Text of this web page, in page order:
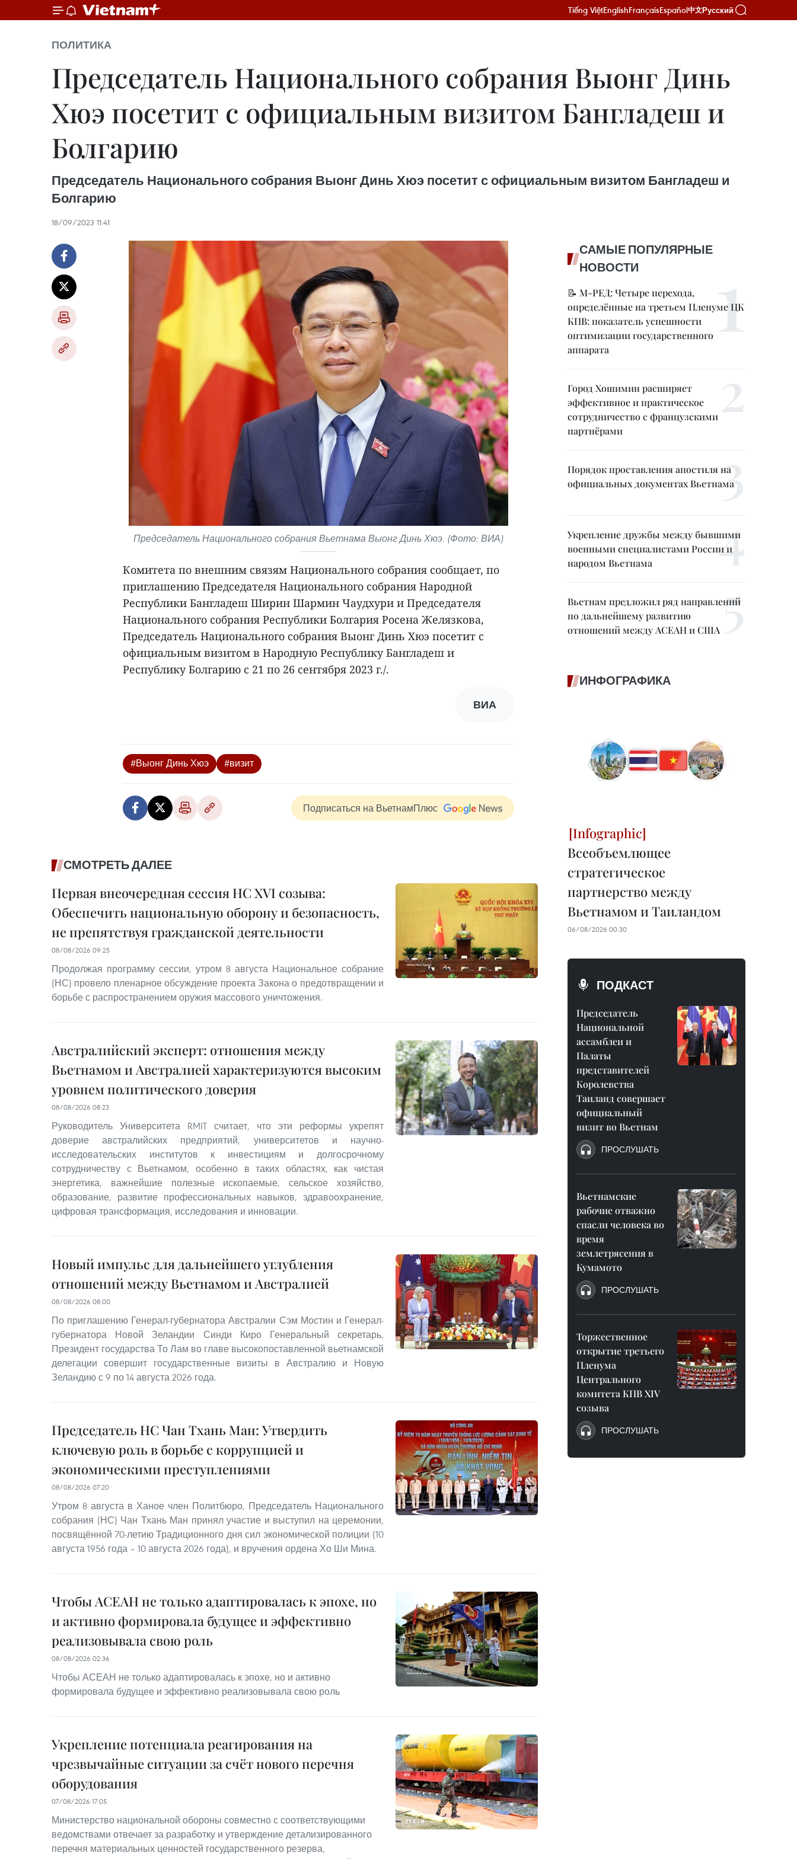
Tiếng ViệtEnglishFrançaisEspañol中文Русский
ПОЛИТИКА
Председатель Национального собрания Выонг Динь
Хюэ посетит с официальным визитом Бангладеш и
Болгарию
Председатель Национального собрания Выонг Динь Хюэ посетит с официальным визитом Бангладеш и
Болгарию
18/09/2023 11:41
Председатель Национального собрания Вьетнама Выонг Динь Хюэ. (Фото: ВИА)
Комитета по внешним связям Национального собрания сообщает, по
приглашению Председателя Национального собрания Народной
Республики Бангладеш Ширин Шармин Чаудхури и Председателя
Национального собрания Республики Болгария Росена Желязкова,
Председатель Национального собрания Выонг Динь Хюэ посетит с
официальным визитом в Народную Республику Бангладеш и
Республику Болгарию с 21 по 26 сентября 2023 г./.
ВИА
#Выонг Динь Хюэ #визит
Подписаться на ВьетнамПлюс
СМОТРЕТЬ ДАЛЕЕ
Первая внеочередная сессия НС XVI созыва:
Обеспечить национальную оборону и безопасность,
не препятствуя гражданской деятельности
08/08/2026 09:25
Продолжая программу сессии, утром 8 августа Национальное собрание
(НС) провело пленарное обсуждение проекта Закона о предотвращении и
борьбе с распространением оружия массового уничтожения.
Австралийский эксперт: отношения между
Вьетнамом и Австралией характеризуются высоким
уровнем политического доверия
08/08/2026 08:23
Руководитель Университета RMIT считает, что эти реформы укрепят
доверие австралийских предприятий, университетов и научно-
исследовательских институтов к инвестициям и долгосрочному
сотрудничеству с Вьетнамом, особенно в таких областях, как чистая
энергетика, важнейшие полезные ископаемые, сельское хозяйство,
образование, развитие профессиональных навыков, здравоохранение,
цифровая трансформация, исследования и инновации.
Новый импульс для дальнейшего углубления
отношений между Вьетнамом и Австралией
08/08/2026 08:00
По приглашению Генерал-губернатора Австралии Сэм Мостин и Генерал-
губернатора Новой Зеландии Синди Киро Генеральный секретарь,
Президент государства То Лам во главе высокопоставленной вьетнамской
делегации совершит государственные визиты в Австралию и Новую
Зеландию с 9 по 14 августа 2026 года.
Председатель НС Чан Тхань Ман: Утвердить
ключевую роль в борьбе с коррупцией и
экономическими преступлениями
08/08/2026 07:20
Утром 8 августа в Ханое член Политбюро, Председатель Национального
собрания (НС) Чан Тхань Ман принял участие и выступил на церемонии,
посвящённой 70-летию Традиционного дня сил экономической полиции (10
августа 1956 года – 10 августа 2026 года), и вручения ордена Хо Ши Мина.
Чтобы АСЕАН не только адаптировалась к эпохе, но
и активно формировала будущее и эффективно
реализовывала свою роль
08/08/2026 02:36
Чтобы АСЕАН не только адаптировалась к эпохе, но и активно
формировала будущее и эффективно реализовывала свою роль
Укрепление потенциала реагирования на
чрезвычайные ситуации за счёт нового перечня
оборудования
07/08/2026 17:05
Министерство национальной обороны совместно с соответствующими
ведомствами отвечает за разработку и утверждение детализированного
перечня материальных ценностей государственного резерва,
САМЫЕ ПОПУЛЯРНЫЕ
НОВОСТИ
📝 М-РЕД: Четыре перехода,
определённые на третьем Пленуме ЦК
КПВ: показатель успешности
оптимизации государственного
аппарата
Город Хошимин расширяет
эффективное и практическое
сотрудничество с французскими
партнёрами
Порядок проставления апостиля на
официальных документах Вьетнама
Укрепление дружбы между бывшими
военными специалистами России и
народом Вьетнама
Вьетнам предложил ряд направлений
по дальнейшему развитию
отношений между АСЕАН и США
ИНФОГРАФИКА
Всеобъемлющее
стратегическое
партнерство между
Вьетнамом и Таиландом
06/08/2026 00:30
ПОДКАСТ
Председатель
Национальной
ассамблеи и
Палаты
представителей
Королевства
Таиланд совершает
официальный
визит во Вьетнам
ПРОСЛУШАТЬ
Вьетнамские
рабочие отважно
спасли человека во
время
землетрясения в
Кумамото
ПРОСЛУШАТЬ
Торжественное
открытие третьего
Пленума
Центрального
комитета КПВ XIV
созыва
ПРОСЛУШАТЬ